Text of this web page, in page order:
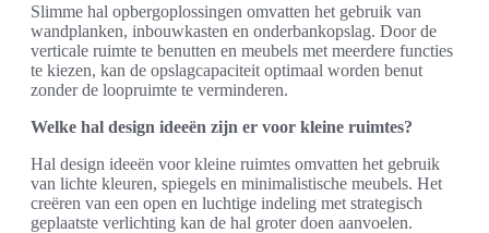
Slimme hal opbergoplossingen omvatten het gebruik van
wandplanken, inbouwkasten en onderbankopslag. Door de
verticale ruimte te benutten en meubels met meerdere functies
te kiezen, kan de opslagcapaciteit optimaal worden benut
zonder de loopruimte te verminderen.
Welke hal design ideeën zijn er voor kleine ruimtes?
Hal design ideeën voor kleine ruimtes omvatten het gebruik
van lichte kleuren, spiegels en minimalistische meubels. Het
creëren van een open en luchtige indeling met strategisch
geplaatste verlichting kan de hal groter doen aanvoelen.